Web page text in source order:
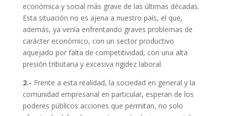
económica y social más grave de las últimas décadas.
Esta situación no es ajena a nuestro país, el que,
además, ya venía enfrentando graves problemas de
carácter económico, con un sector productivo
aquejado por falta de competitividad, con una alta
presión tributaria y excesiva rigidez laboral.
2.- Frente a esta realidad, la sociedad en general y la
comunidad empresarial en particular, esperan de los
poderes públicos acciones que permitan, no solo